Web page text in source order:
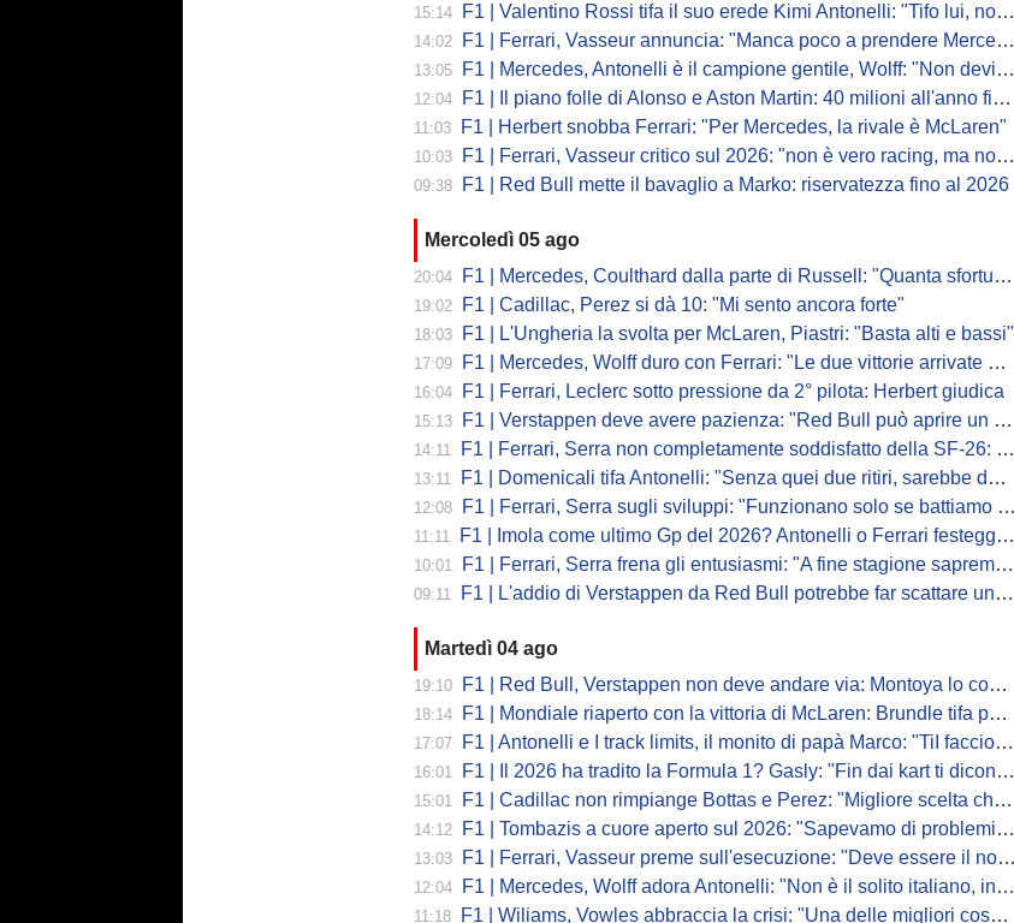
15:14 F1 | Valentino Rossi tifa il suo erede Kimi Antonelli: "Tifo lui, non Ferrari"
14:02 F1 | Ferrari, Vasseur annuncia: "Manca poco a prendere Mercedes, ma non basterà l'ADUO"
13:05 F1 | Mercedes, Antonelli è il campione gentile, Wolff: "Non devi essere stronzo per vincere"
12:04 F1 | Il piano folle di Alonso e Aston Martin: 40 milioni all'anno fino ai 47 anni di Nando
11:03 F1 | Herbert snobba Ferrari: "Per Mercedes, la rivale è McLaren"
10:03 F1 | Ferrari, Vasseur critico sul 2026: "non è vero racing, ma non è artificiale"
09:38 F1 | Red Bull mette il bavaglio a Marko: riservatezza fino al 2026
Mercoledì 05 ago
20:04 F1 | Mercedes, Coulthard dalla parte di Russell: "Quanta sfortuna può avere un pilota?"
19:02 F1 | Cadillac, Perez si dà 10: "Mi sento ancora forte"
18:03 F1 | L'Ungheria la svolta per McLaren, Piastri: "Basta alti e bassi"
17:09 F1 | Mercedes, Wolff duro con Ferrari: "Le due vittorie arrivate per colpa nostra
16:04 F1 | Ferrari, Leclerc sotto pressione da 2° pilota: Herbert giudica
15:13 F1 | Verstappen deve avere pazienza: "Red Bull può aprire un nuovo corso"
14:11 F1 | Ferrari, Serra non completamente soddisfatto della SF-26: "Non è solo la mia macchina"
13:11 F1 | Domenicali tifa Antonelli: "Senza quei due ritiri, sarebbe davanti di tanto"
12:08 F1 | Ferrari, Serra sugli sviluppi: "Funzionano solo se battiamo gli altri"
11:11 F1 | Imola come ultimo Gp del 2026? Antonelli o Ferrari festeggiano il titolo in casa...
10:01 F1 | Ferrari, Serra frena gli entusiasmi: "A fine stagione sapremo se SF-26 è forte"
09:11 F1 | L'addio di Verstappen da Red Bull potrebbe far scattare un domino: ne parla Fittipaldi
Martedì 04 ago
19:10 F1 | Red Bull, Verstappen non deve andare via: Montoya lo convince
18:14 F1 | Mondiale riaperto con la vittoria di McLaren: Brundle tifa papaya
17:07 F1 | Antonelli e I track limits, il monito di papà Marco: "TiI faccio fare la fine della gallina"
16:01 F1 | Il 2026 ha tradito la Formula 1? Gasly: "Fin dai kart ti dicono di non alzare il piede dal gas"
15:01 F1 | Cadillac non rimpiange Bottas e Perez: "Migliore scelta che potessimo fare"
14:12 F1 | Tombazis a cuore aperto sul 2026: "Sapevamo di problemi, ma serviva un accordo"
13:03 F1 | Ferrari, Vasseur preme sull'esecuzione: "Deve essere il nostro punto di forza"
12:04 F1 | Mercedes, Wolff adora Antonelli: "Non è il solito italiano, in bolla quando guida"
11:18 F1 | Wiliams, Vowles abbraccia la crisi: "Una delle migliori cose che potevano capitare"